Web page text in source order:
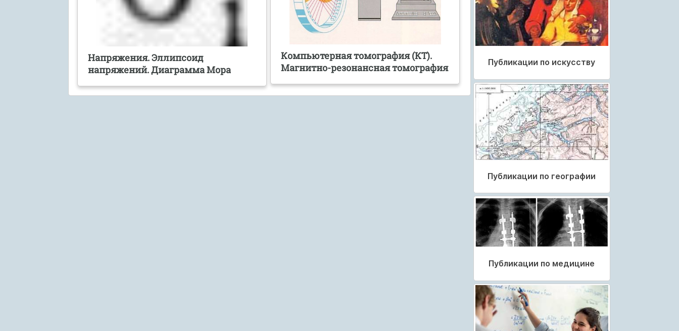
Напряжения. Эллипсоид
напряжений. Диаграмма Мора
Компьютерная томография (КТ).
Магнитно-резонансная томография
Публикации по искусству
Публикации по географии
Публикации по медицине